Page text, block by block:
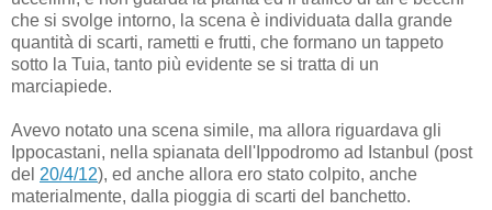
che si svolge intorno, la scena è individuata dalla grande
quantità di scarti, rametti e frutti, che formano un tappeto
sotto la Tuia, tanto più evidente se si tratta di un
marciapiede.
Avevo notato una scena simile, ma allora riguardava gli
Ippocastani, nella spianata dell'Ippodromo ad Istanbul (post
del 20/4/12), ed anche allora ero stato colpito, anche
materialmente, dalla pioggia di scarti del banchetto.